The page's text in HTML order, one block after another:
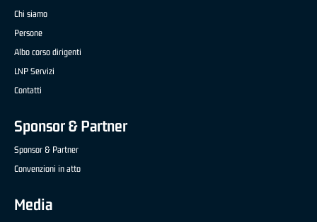
Chi siamo
Persone
Albo corso dirigenti
LNP Servizi
Contatti
Sponsor & Partner
Sponsor & Partner
Convenzioni in atto
Media